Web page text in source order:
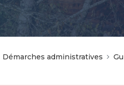
Démarches administratives